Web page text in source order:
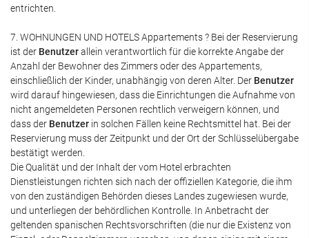
entrichten.
7. WOHNUNGEN UND HOTELS Appartements ? Bei der Reservierung
ist der Benutzerallein verantwortlich für die korrekte Angabe der
Anzahl der Bewohner des Zimmers oder des Appartements,
einschließlich der Kinder, unabhängig von deren Alter. Der Benutzer
wird darauf hingewiesen, dass die Einrichtungen die Aufnahme von
nicht angemeldeten Personen rechtlich verweigern können, und
dass der Benutzer in solchen Fällen keine Rechtsmittel hat. Bei der
Reservierung muss der Zeitpunkt und der Ort der Schlüsselübergabe
bestätigt werden.
Die Qualität und der Inhalt der vom Hotel erbrachten
Dienstleistungen richten sich nach der offiziellen Kategorie, die ihm
von den zuständigen Behörden dieses Landes zugewiesen wurde,
und unterliegen der behördlichen Kontrolle. In Anbetracht der
geltenden spanischen Rechtsvorschriften (die nur die Existenz von